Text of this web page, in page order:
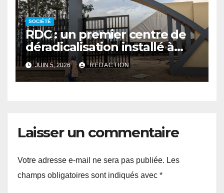
SOCIÉTÉ
RDC : un premier centre de
déradicalisation installé à
Beni
JUIN 5, 2026 REDACTION
Laisser un commentaire
Votre adresse e-mail ne sera pas publiée. Les
champs obligatoires sont indiqués avec *